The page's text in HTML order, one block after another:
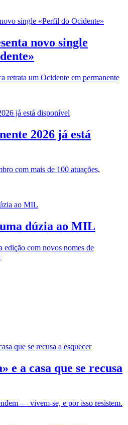
novo single
retrata um Ocidente em permanente
2026 já está
com mais de 100 atuações,
dúzia ao MIL
edição com novos nomes de
e a casa que se recusa
— vivem-se, e por isso resistem.